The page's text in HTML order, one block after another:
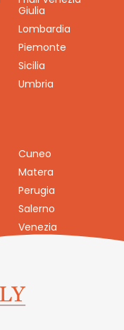
Giulia
Lombardia
Piemonte
Sicilia
Umbria
Cuneo
Matera
Perugia
Salerno
Venezia